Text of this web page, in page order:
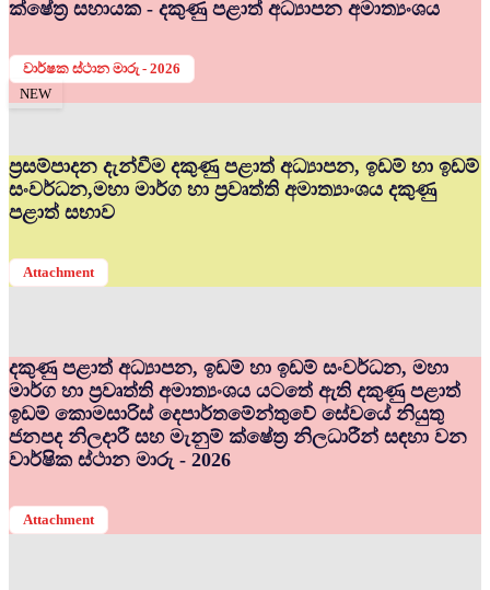
ක්ෂේත්‍ර සහායක - දකුණු පළාත් අධ්‍යාපන අමාත්‍යංශය
වාර්ෂක ස්ථාන මාරු - 2026
NEW
ප්‍රසම්පාදන දැන්වීම දකුණු පළාත් අධ්‍යාපන, ඉඩම් හා ඉඩම්
සංවර්ධන,මහා මාර්ග හා ප්‍රවෘත්ති අමාත්‍යාංශය දකුණු
පළාත් සභාව
Attachment
දකුණු පළාත් අධ්‍යාපන, ඉඩම් හා ඉඩම් සංවර්ධන, මහා
මාර්ග හා ප්‍රවෘත්ති අමාත්‍යංශය යටතේ ඇති දකුණු පළාත්
ඉඩම් කොමසාරිස් දෙපාර්තමේන්තුවේ සේවයේ නියුතු
ජනපද නිලදාරී සහ මැනුම් ක්ෂේත්‍ර නිලධාරීන් සඳහා වන
වාර්ෂික ස්ථාන මාරු - 2026
Attachment